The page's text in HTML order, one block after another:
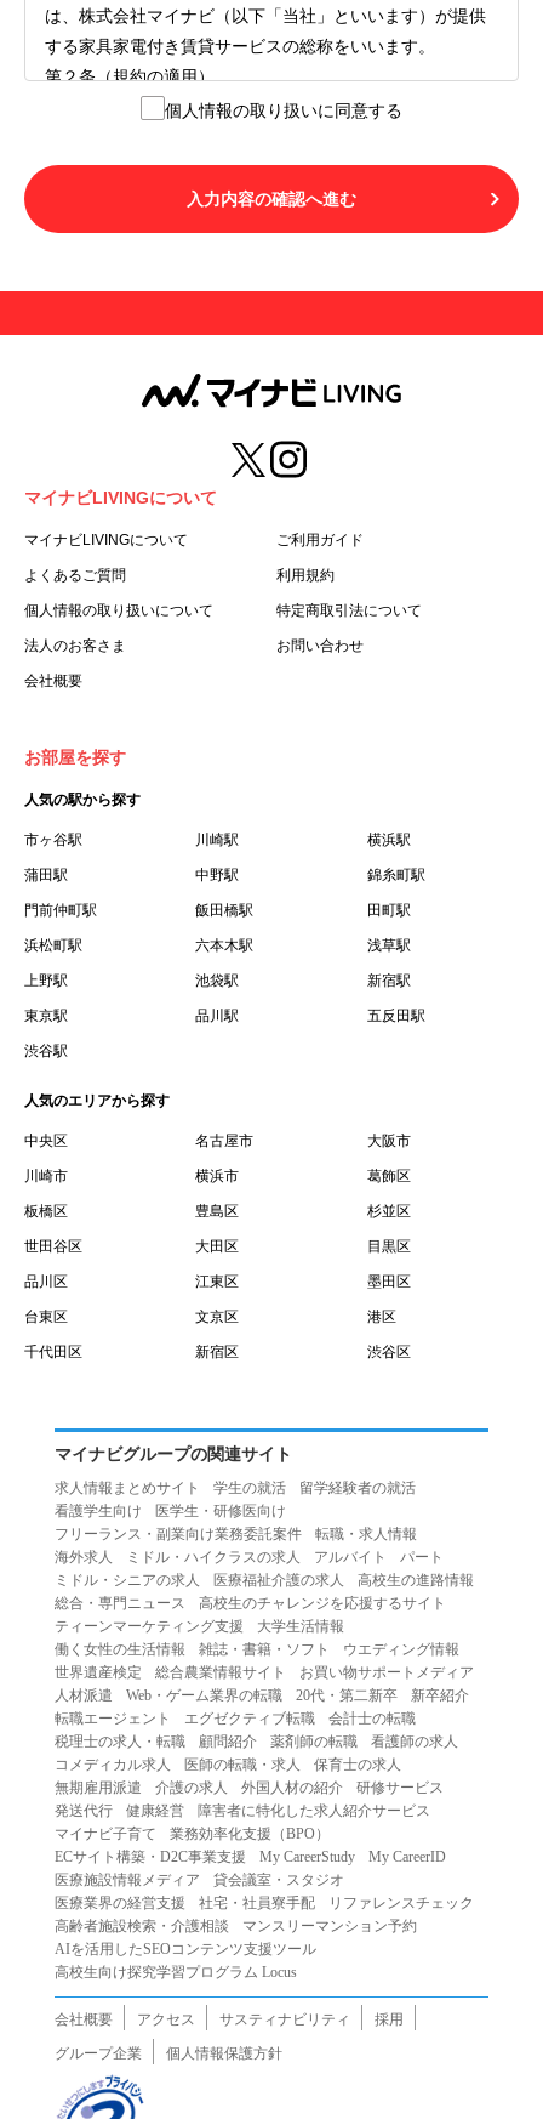
は、株式会社マイナビ（以下「当社」といいます）が提供
する家具家電付き賃貸サービスの総称をいいます。
第２条（規約の適用）
１.本サービスを利用する者（以下「利用者」といいます）
LIVINGご契約にあたり取得する個人情報の取り扱いについ
て」の内容をすべて承諾したものとみなされます。不承諾
の意思表示は、本サービスを利用しないことをもってのみ
用することはできません。
第３条（用語の定義）
１.「本サ―ビス」とは、第１章第１条で規定する当社が運
営するマイナビLIVINGを意味します。
２.「利用者」とは、第１章第２条に規定する本サービスを
利用する個人を意味します。
３.「本サイト」とは、当社が運営する本サービスに関する
ます。
５.「会員」とは、第２章第１条に基づき会員登録が完了し
た個人を意味します。
録した情報、本サービス利用中に当社が登録を求めた情報
った場合の当該情報を意味します。
７.「本会員制度」とは、会員による本サービスの利用の促
進を目的とした会員制度を意味します。
借契約書およびオプション注文書を意味します。
９.「契約期間開始日」とは、定期建物賃貸借契約（以下
「賃貸借契約」と言います）の開始日のことで、利用者の
賃借権が発生する日を意味します。
するために、選んだ物件を保留することを意味します。
１１.「予約情報」とは、物件を予約するために必要な当社
所定の情報を意味します。物件情報や期間、オプション等
１２.「キャンセル」とは、賃貸借契約締結後から契約期間
開始日前までに、利用者が賃貸借契約を解除することを意
味します。
１３.「中途解約」とは、賃貸借契約期間の途中で、利用者
１.利用者は、本サービスを利用する上で次の各号に定める
とします。
（１）重複、虚偽の情報、または自己以外の情報を登録す
る行為
（２）第三者になりすまして本サービスを利用する行為
（３）当社または第三者の著作権等の知的財産権、プライ
バシー、その他の権利を侵害する行為
（４）当社または第三者を誹謗中傷する行為
（５）当社または第三者に不利益を与える行為
（６）営利を目的とした行為
（７）政治・選挙・宗教活動またはそれらに類する行為
（８）本サービスの運営を妨害する行為
（９）法令違反、犯罪行為、または公序良俗に反する行為
（１０）暴力的な要求行為、または法的な責任を超えた不
当な要求行為
（１１）その他当社が不適切であると判断する行為
２.当社は、前項の定めに該当する行為を行った利用者に対
の提供を停止または中断することができるものとします。
第５条（免責）
１.当社は、本サービスの利用（これらに伴う当社または第
三者の情報提供行為等を含みます）により、利用者に生じ
個人情報の取り扱いに同意する
入力内容の確認へ進む
マイナビLIVINGについて
マイナビLIVINGについて ご利用ガイド
よくあるご質問 利用規約
個人情報の取り扱いについて 特定商取引法について
法人のお客さま お問い合わせ
会社概要
お部屋を探す
人気の駅から探す
市ヶ谷駅 川崎駅 横浜駅
蒲田駅 中野駅 錦糸町駅
門前仲町駅 飯田橋駅 田町駅
浜松町駅 六本木駅 浅草駅
上野駅 池袋駅 新宿駅
東京駅 品川駅 五反田駅
渋谷駅
人気のエリアから探す
中央区 名古屋市 大阪市
川崎市 横浜市 葛飾区
板橋区 豊島区 杉並区
世田谷区 大田区 目黒区
品川区 江東区 墨田区
台東区 文京区 港区
千代田区 新宿区 渋谷区
マイナビグループの関連サイト
求人情報まとめサイト 学生の就活
留学経験者の就活
看護学生向け
医学生・研修医向け
フリーランス・副業向け業務委託案件
転職・求人情報
海外求人
ミドル・ハイクラスの求人 アルバイト
パート
ミドル・シニアの求人
医療福祉介護の求人
高校生の進路情報
総合・専門ニュース
高校生のチャレンジを応援するサイト
ティーンマーケティング支援
大学生活情報
働く女性の生活情報
雑誌・書籍・ソフト
ウエディング情報
世界遺産検定
総合農業情報サイト
お買い物サポートメディア
人材派遣
Web・ゲーム業界の転職 20代・第二新卒
新卒紹介
転職エージェント
エグゼクティブ転職
会計士の転職
税理士の求人・転職
顧問紹介 薬剤師の転職
看護師の求人
コメディカル求人
医師の転職・求人
保育士の求人
無期雇用派遣
介護の求人 外国人材の紹介
研修サービス
発送代行
健康経営
障害者に特化した求人紹介サービス
マイナビ子育て
業務効率化支援（BPO）
ECサイト構築・D2C事業支援
My CareerStudy
My CareerID
医療施設情報メディア
貸会議室・スタジオ
医療業界の経営支援
社宅・社員寮手配
リファレンスチェック
高齢者施設検索・介護相談
マンスリーマンション予約
AIを活用したSEOコンテンツ支援ツール
高校生向け探究学習プログラム Locus
会社概要 アクセス サスティナビリティ
採用
グループ企業
個人情報保護方針